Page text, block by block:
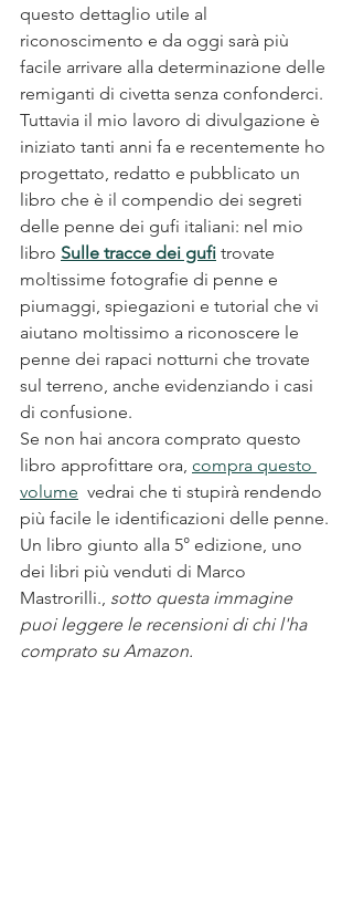
questo dettaglio utile al
riconoscimento e da oggi sarà più
facile arrivare alla determinazione delle
remiganti di civetta senza confonderci.
Tuttavia il mio lavoro di divulgazione è
iniziato tanti anni fa e recentemente ho
progettato, redatto e pubblicato un
libro che è il compendio dei segreti
delle penne dei gufi italiani: nel mio
libro Sulle tracce dei gufi trovate
moltissime fotografie di penne e
piumaggi, spiegazioni e tutorial che vi
aiutano moltissimo a riconoscere le
penne dei rapaci notturni che trovate
sul terreno, anche evidenziando i casi
di confusione.
Se non hai ancora comprato questo
libro approfittare ora, compra questo
volume
  vedrai che ti stupirà rendendo
più facile le identificazioni delle penne.
Un libro giunto alla 5° edizione, uno
dei libri più venduti di Marco
Mastrorilli., sotto questa immagine
puoi leggere le recensioni di chi l'ha
comprato su Amazon.